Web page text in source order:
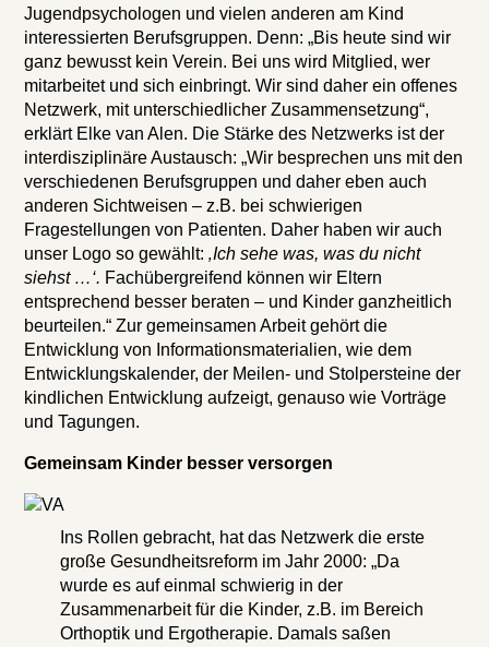
Jugendpsychologen und vielen anderen am Kind
interessierten Berufsgruppen. Denn: „Bis heute sind wir
ganz bewusst kein Verein. Bei uns wird Mitglied, wer
mitarbeitet und sich einbringt. Wir sind daher ein offenes
Netzwerk, mit unterschiedlicher Zusammensetzung“,
erklärt Elke van Alen. Die Stärke des Netzwerks ist der
interdisziplinäre Austausch: „Wir besprechen uns mit den
verschiedenen Berufsgruppen und daher eben auch
anderen Sichtweisen – z.B. bei schwierigen
Fragestellungen von Patienten. Daher haben wir auch
unser Logo so gewählt:‚Ich sehe was, was du nicht
siehst …‘. Fachübergreifend können wir Eltern
entsprechend besser beraten – und Kinder ganzheitlich
beurteilen.“ Zur gemeinsamen Arbeit gehört die
Entwicklung von Informationsmaterialien, wie dem
Entwicklungskalender, der Meilen- und Stolpersteine der
kindlichen Entwicklung aufzeigt, genauso wie Vorträge
und Tagungen.
Gemeinsam Kinder besser versorgen
Ins Rollen gebracht, hat das Netzwerk die erste
große Gesundheitsreform im Jahr 2000: „Da
wurde es auf einmal schwierig in der
Zusammenarbeit für die Kinder, z.B. im Bereich
Orthoptik und Ergotherapie. Damals saßen